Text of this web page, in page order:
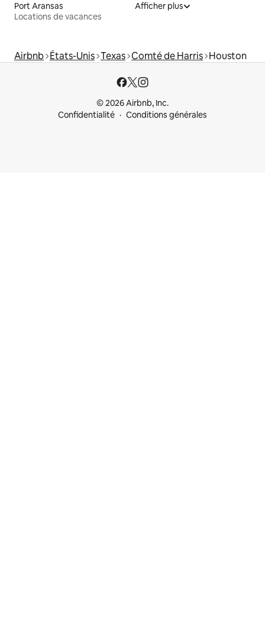
Port Aransas
Locations de vacances
Afficher plus
Airbnb États-Unis Texas Comté de Harris Houston
© 2026 Airbnb, Inc.
Confidentialité
Conditions générales